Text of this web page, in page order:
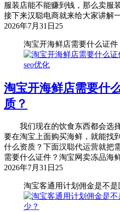
服装店能不能赚到钱，那么卖服
接下来汉聪电商就来给大家讲解
2026年7月31日 25
淘宝开海鲜店需要什么证件
seo优化
淘宝开海鲜店需要什
质？
我们现在的饮食东西都会选择
要在淘宝上面购买海鲜，就能找
什么资质？下面汉聪代运营就
需要什么证件？淘宝网卖冻品海
2026年7月31日 25
淘宝客通用计划佣金是不